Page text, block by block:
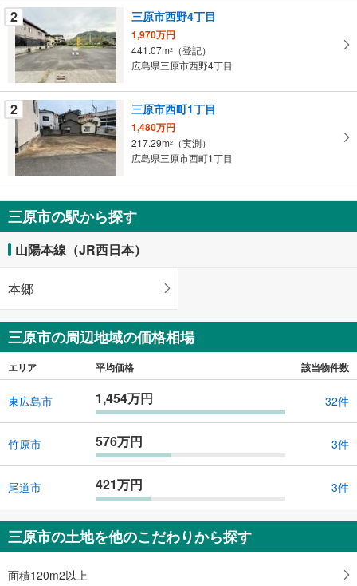
件
を
マ
イ
ペ
ー
ジ
に
保
す
る
2 三原市西野4丁目
1,970万円
441.07m2
（登記）
広島県三原市西野4丁目
2 三原市西町1丁目
1,480万円
217.29m2
（実測）
広島県三原市西町1丁目
三原市の駅から探す
山陽本線（JR西日本）
本郷
三原市の周辺地域の価格相場
エリア 平均価格 該当物件数
東広島市 1,454万円 32件
竹原市 576万円 3件
尾道市 421万円 3件
三原市の土地を他のこだわりから探す
面積120m2以上